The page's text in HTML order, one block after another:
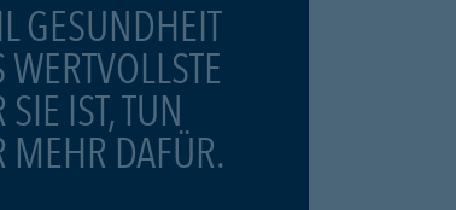
GESUNDHEIT
WERTVOLLSTE
SIE IST, TUN
MEHR DAFÜR.